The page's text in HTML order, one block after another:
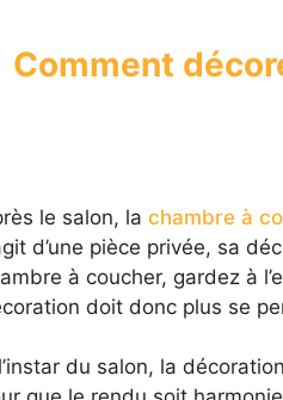
Comment
le salon, la chambre à
d’une pièce privée, sa
à coucher, gardez à
doit donc plus se
du salon, la